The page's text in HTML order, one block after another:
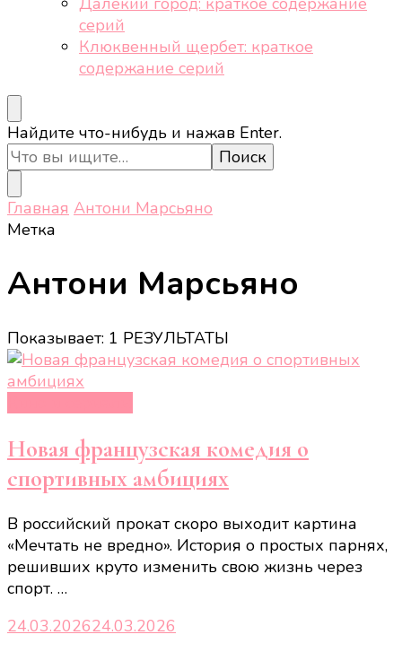
серий
Клюквенный щербет: краткое
содержание серий
Ищите
что-
то?
Найдите что-нибудь и нажав Enter.
Главная Антони Марсьяно
Метка
Антони Марсьяно
Показывает: 1 РЕЗУЛЬТАТЫ
Новая французская комедия о
спортивных амбициях
В российский прокат скоро выходит картина
«Мечтать не вредно». История о простых парнях,
решивших круто изменить свою жизнь через
спорт. …
24.03.202624.03.2026